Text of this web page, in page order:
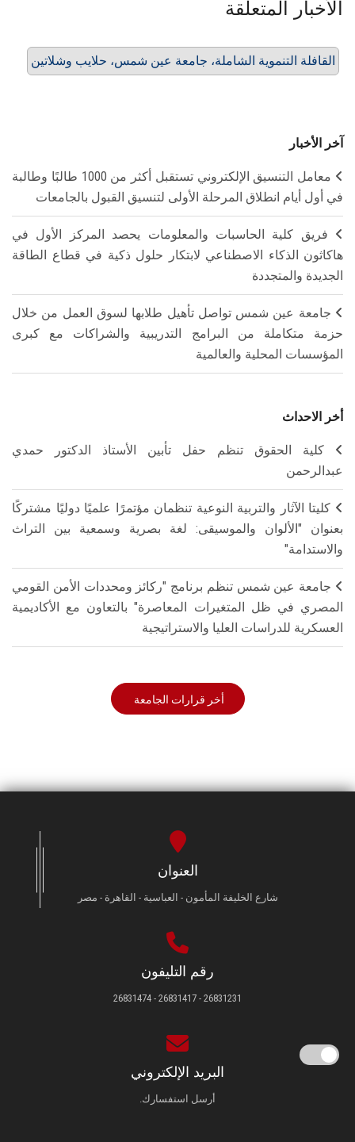
الأخبار المتعلقة
القافلة التنموية الشاملة، جامعة عين شمس، حلايب وشلاتين
آخر الأخبار
معامل التنسيق الإلكتروني تستقبل أكثر من 1000 طالبًا وطالبة
في أول أيام انطلاق المرحلة الأولى لتنسيق القبول بالجامعات
فريق كلية الحاسبات والمعلومات يحصد المركز الأول في
هاكاثون الذكاء الاصطناعي لابتكار حلول ذكية في قطاع الطاقة
الجديدة والمتجددة
جامعة عين شمس تواصل تأهيل طلابها لسوق العمل من خلال
حزمة متكاملة من البرامج التدريبية والشراكات مع كبرى
المؤسسات المحلية والعالمية
أخر الاحداث
كلية الحقوق تنظم حفل تأبين الأستاذ الدكتور حمدي
عبدالرحمن
كليتا الآثار والتربية النوعية تنظمان مؤتمرًا علميًا دوليًا مشتركًا
بعنوان "الألوان والموسيقى: لغة بصرية وسمعية بين التراث
والاستدامة"
جامعة عين شمس تنظم برنامج "ركائز ومحددات الأمن القومي
المصري في ظل المتغيرات المعاصرة" بالتعاون مع الأكاديمية
العسكرية للدراسات العليا والاستراتيجية
أخر قرارات الجامعة
العنوان
شارع الخليفة المأمون - العباسية - القاهرة - مصر
رقم التليفون
26831231 - 26831417 - 26831474
البريد الإلكتروني
أرسل استفسارك.